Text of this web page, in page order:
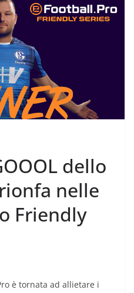
dello
nelle
Friendly
è tornata ad allietare i